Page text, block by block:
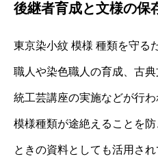
後継者育成と文様の保
東京染小紋 模様 種類を守る
職人や染色職人の育成、古
統工芸講座の実施などが行
模様種類が途絶えることを
ときの資料としても活用さ